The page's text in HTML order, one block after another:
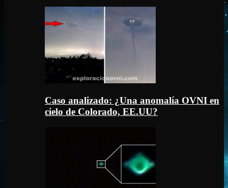
Caso analizado: ¿Una anomalía OVNI en
cielo de Colorado, EE.UU?